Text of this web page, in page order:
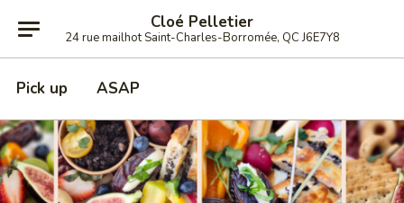
Cloé Pelletier
24 rue mailhot Saint-Charles-Borromée, QC J6E7Y8
Pick up ASAP